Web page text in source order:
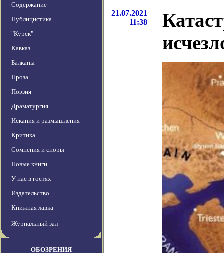
Содержание
Публицистика
"Курск"
Кавказ
Балканы
Проза
Поэзия
Драматургия
Искания и размышления
Критика
Сомнения и споры
Новые книги
У нас в гостях
Издательство
Книжная лавка
Журнальный зал
ОБОЗРЕНИЯ
21.07.2021
11:38